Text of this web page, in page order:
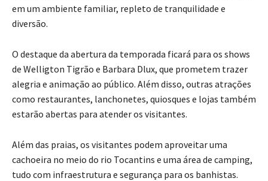
em um ambiente familiar, repleto de tranquilidade e
diversão.
O destaque da abertura da temporada ficará para os shows
de Welligton Tigrão e Barbara Dlux, que prometem trazer
alegria e animação ao público. Além disso, outras atrações
como restaurantes, lanchonetes, quiosques e lojas também
estarão abertas para atender os visitantes.
Além das praias, os visitantes podem aproveitar uma
cachoeira no meio do rio Tocantins e uma área de camping,
tudo com infraestrutura e segurança para os banhistas.